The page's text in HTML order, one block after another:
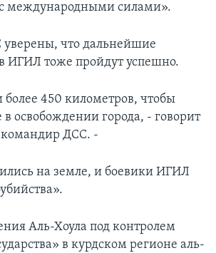
с международными силами».
что дальнейшие
ИГИЛ тоже пройдут успешно.
450 километров, чтобы
в освобождении города, - говорит
ДСС. -
на земле, и боевики ИГИЛ
Аль-Хоула под контролем
в курдском регионе аль-